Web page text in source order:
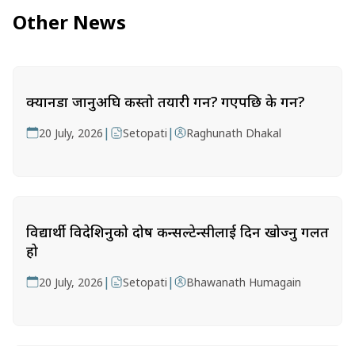
Other News
क्यानडा जानुअघि कस्तो तयारी गर्ने? गएपछि के गर्ने?
20 July, 2026 | Setopati | Raghunath Dhakal
विद्यार्थी विदेशिनुको दोष कन्सल्टेन्सीलाई दिन खोज्नु गलत
हो
20 July, 2026 | Setopati | Bhawanath Humagain